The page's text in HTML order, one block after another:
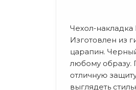
Чехол-накладка
Изготовлен из
царапин.
любому образу.
отличную
выглядеть